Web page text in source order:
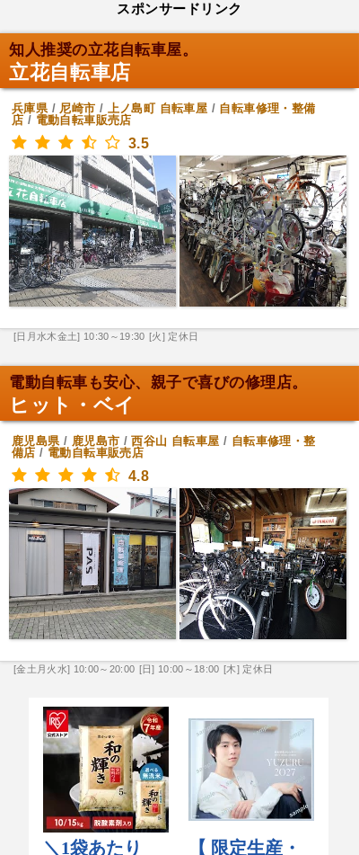
スポンサードリンク
知人推奨の立花自転車屋。
立花自転車店
兵庫県/ 尼崎市 / 上ノ島町 自転車屋 / 自転車修理・整備
店 / 電動自転車販売店
3.5
[日月水木金土] 10:30～19:30 [火] 定休日
電動自転車も安心、親子で喜びの修理店。
ヒット・ベイ
鹿児島県/ 鹿児島市 /西谷山 自転車屋 / 自転車修理・整
備店 / 電動自転車販売店
4.8
[金土月火水] 10:00～20:00 [日] 10:00～18:00 [木] 定休日